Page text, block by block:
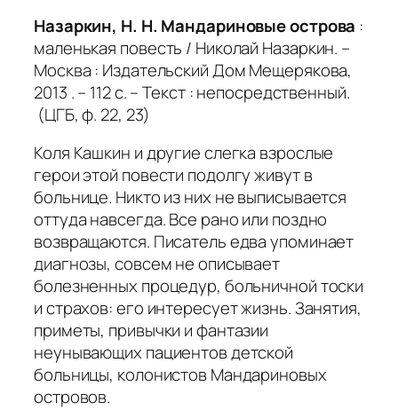
Назаркин, Н. Н. Мандариновые острова :
маленькая повесть / Николай Назаркин. –
Москва : Издательский Дом Мещерякова,
2013 . – 112 с. – Текст : непосредственный.
(ЦГБ, ф. 22, 23)
Коля Кашкин и другие слегка взрослые
герои этой повести подолгу живут в
больнице. Никто из них не выписывается
оттуда навсегда. Все рано или поздно
возвращаются. Писатель едва упоминает
диагнозы, совсем не описывает
болезненных процедур, больничной тоски
и страхов: его интересует жизнь. Занятия,
приметы, привычки и фантазии
неунывающих пациентов детской
больницы, колонистов Мандариновых
островов.